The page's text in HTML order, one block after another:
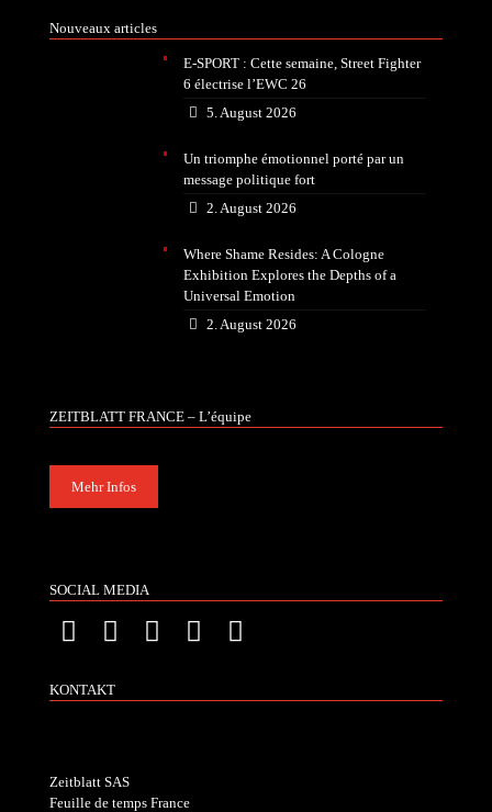
Nouveaux articles
E-SPORT : Cette semaine, Street Fighter
6 électrise l’EWC 26
5. August 2026
Un triomphe émotionnel porté par un
message politique fort
2. August 2026
Where Shame Resides: A Cologne
Exhibition Explores the Depths of a
Universal Emotion
2. August 2026
ZEITBLATT FRANCE – L’équipe
Mehr Infos
SOCIAL MEDIA
KONTAKT
Zeitblatt SAS
Feuille de temps France